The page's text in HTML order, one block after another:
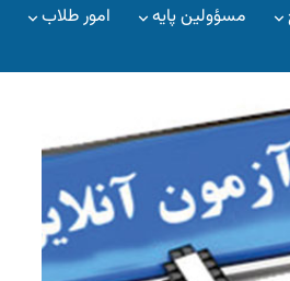
مسؤولین پایه امور طلاب